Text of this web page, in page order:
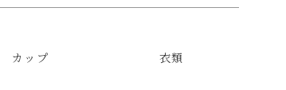
カップ 衣類